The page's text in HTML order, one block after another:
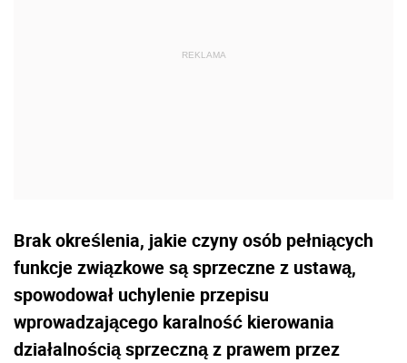
Brak określenia, jakie czyny osób pełniących
funkcje związkowe są sprzeczne z ustawą,
spowodował uchylenie przepisu
wprowadzającego karalność kierowania
działalnością sprzeczną z prawem przez